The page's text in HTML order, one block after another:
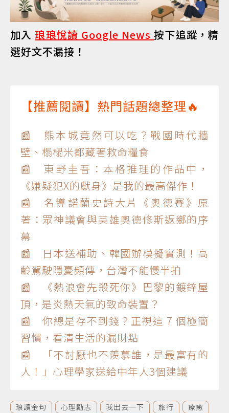
加入琅琅悅讀 Google News按下追蹤，精
選好文不漏接！
【推薦閱讀】熱門話題總整理🔥
📰 熊本城竟然可以吃？戰國時代牆
壁、榻榻米都藏著救命糧食
📰 東野圭吾：本格推理的作品中，
《嫌疑犯X的獻身》是我的最高傑作！
📰 名導諾蘭史詩大片《奧德賽》原
著：眾神議會與英雄奧德修斯返鄉的序
幕
📰 日本送補助、韓國辦模擬實測！高
齡駕駛隱憂頻傳，台灣不能慢半拍
📰 《熱浪會先殺死你》巴黎的鍍鋅屋
頂，是炎熱天氣的致命裝置？
📰 你總是存不到錢？正視這 7 個極簡
習慣，看清生活的漏財點
📰 「不討厭也不羨慕誰，是最富有的
人！」心理學家送給中年人3個建議
琅讀金句 心理勵志 我出去一下 旅行
療癒